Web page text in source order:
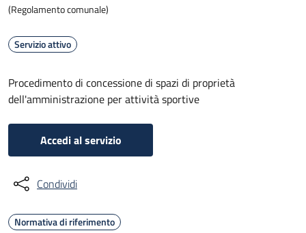
(Regolamento comunale)
Servizio attivo
Procedimento di concessione di spazi di proprietà
dell'amministrazione per attività sportive
Accedi al servizio
Condividi
Normativa di riferimento